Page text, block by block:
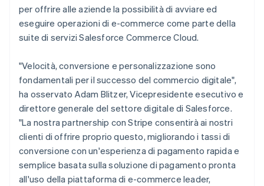
per offrire alle aziende la possibilità di avviare ed
eseguire operazioni di e-commerce come parte della
suite di servizi Salesforce Commerce Cloud.
"Velocità, conversione e personalizzazione sono
fondamentali per il successo del commercio digitale",
ha osservato Adam Blitzer, Vicepresidente esecutivo e
direttore generale del settore digitale di Salesforce.
"La nostra partnership con Stripe consentirà ai nostri
clienti di offrire proprio questo, migliorando i tassi di
conversione con un'esperienza di pagamento rapida e
semplice basata sulla soluzione di pagamento pronta
all'uso della piattaforma di e-commerce leader,